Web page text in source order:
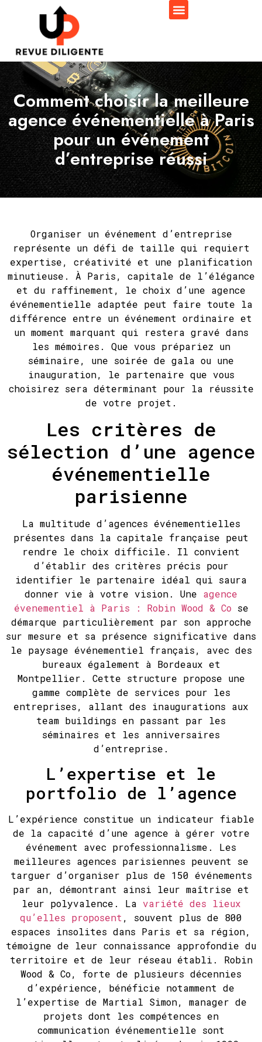
Comment choisir la meilleure
agence événementielle à Paris
pour un événement
d’entreprise réussi
Organiser un événement d’entreprise
représente un défi de taille qui requiert
expertise, créativité et une planification
minutieuse. À Paris, capitale de l’élégance
et du raffinement, le choix d’une agence
événementielle adaptée peut faire toute la
différence entre un événement ordinaire et
un moment marquant qui restera gravé dans
les mémoires. Que vous prépariez un
séminaire, une soirée de gala ou une
inauguration, le partenaire que vous
choisirez sera déterminant pour la réussite
de votre projet.
Les critères de
sélection d’une agence
événementielle
parisienne
La multitude d’agences événementielles
présentes dans la capitale française peut
rendre le choix difficile. Il convient
d’établir des critères précis pour
identifier le partenaire idéal qui saura
donner vie à votre vision. Une agence
évenementiel à Paris : Robin Wood & Co se
démarque particulièrement par son approche
sur mesure et sa présence significative dans
le paysage événementiel français, avec des
bureaux également à Bordeaux et
Montpellier. Cette structure propose une
gamme complète de services pour les
entreprises, allant des inaugurations aux
team buildings en passant par les
séminaires et les anniversaires
d’entreprise.
L’expertise et le
portfolio de l’agence
L’expérience constitue un indicateur fiable
de la capacité d’une agence à gérer votre
événement avec professionnalisme. Les
meilleures agences parisiennes peuvent se
targuer d’organiser plus de 150 événements
par an, démontrant ainsi leur maîtrise et
leur polyvalence. La variété des lieux
qu’elles proposent, souvent plus de 800
espaces insolites dans Paris et sa région,
témoigne de leur connaissance approfondie du
territoire et de leur réseau établi. Robin
Wood & Co, forte de plusieurs décennies
d’expérience, bénéficie notamment de
l’expertise de Martial Simon, manager de
projets dont les compétences en
communication événementielle sont